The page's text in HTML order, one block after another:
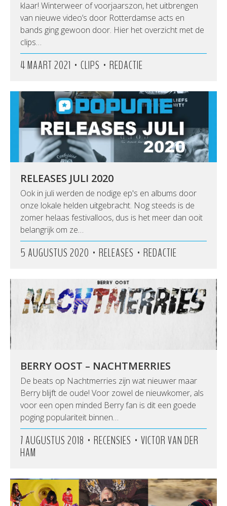
klaar! Winterweer of voorjaarszon, het uitbrengen
van nieuwe video’s door Rotterdamse acts en
bands ging gewoon door. Hier het overzicht met de
clips…
4 MAART 2021 • CLIPS • REDACTIE
RELEASES JULI 2020
Ook in juli werden de nodige ep's en albums door
onze lokale helden uitgebracht. Nog steeds is de
zomer helaas festivalloos, dus is het meer dan ooit
belangrijk om ze…
5 AUGUSTUS 2020 • RELEASES • REDACTIE
BERRY OOST – NACHTMERRIES
De beats op Nachtmerries zijn wat nieuwer maar
Berry blijft de oude! Voor zowel de nieuwkomer, als
voor een open minded Berry fan is dit een goede
poging populariteit binnen…
7 AUGUSTUS 2018 • RECENSIES • VICTOR VAN DER
HAM